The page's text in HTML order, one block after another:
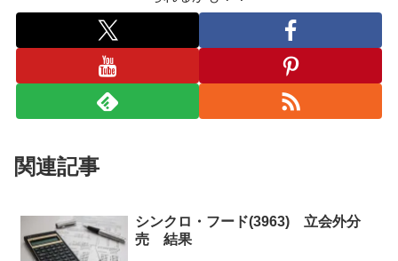
関連記事
シンクロ・フード(3963) 立会外分
売 結果